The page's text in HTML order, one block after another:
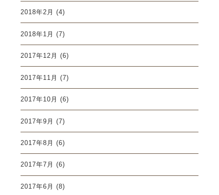
2018年2月 (4)
2018年1月 (7)
2017年12月 (6)
2017年11月 (7)
2017年10月 (6)
2017年9月 (7)
2017年8月 (6)
2017年7月 (6)
2017年6月 (8)